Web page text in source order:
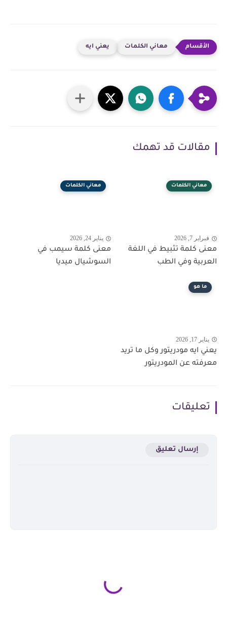
معاني الكلمات يعني ايه
مقالات قد تهمك
معاني الكلمات
فبراير 7, 2026
معنى كلمة تثبيط في اللغة
العربية وفي الطب
معاني الكلمات
يناير 24, 2026
معنى كلمة سيمب في
السوشيال ميديا
ما هو
يناير 17, 2026
يعني ايه مودريتور وكل ما تريد
معرفته عن المودريتور
تعليقات
إرسال تعليق